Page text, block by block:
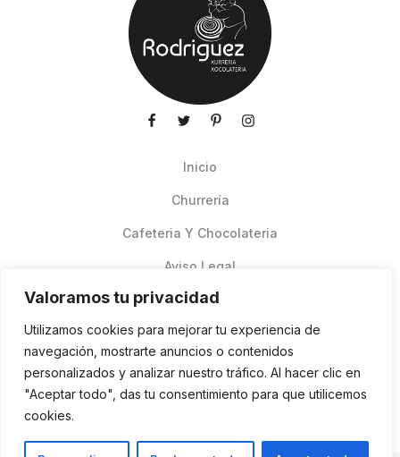
Valoramos tu privacidad
Utilizamos cookies para mejorar tu experiencia de
navegación, mostrarte anuncios o contenidos
personalizados y analizar nuestro tráfico. Al hacer clic en
"Aceptar todo", das tu consentimiento para que utilicemos
cookies.
Inicio
Churrería
Cafeteria Y Chocolateria
Aviso Legal
Pedidos Online Glovo
Contacto